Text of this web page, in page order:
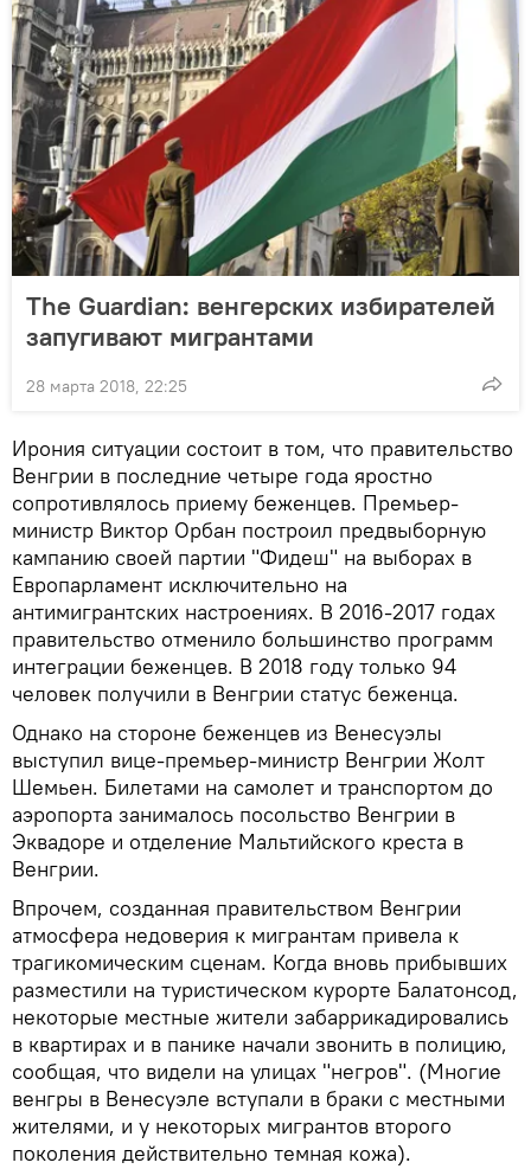
The Guardian: венгерских избирателей
запугивают мигрантами
28 марта 2018, 22:25
Ирония ситуации состоит в том, что правительство
Венгрии в последние четыре года яростно
сопротивлялось приему беженцев. Премьер-
министр Виктор Орбан построил предвыборную
кампанию своей партии "Фидеш" на выборах в
Европарламент исключительно на
антимигрантских настроениях. В 2016-2017 годах
правительство отменило большинство программ
интеграции беженцев. В 2018 году только 94
человек получили в Венгрии статус беженца.
Однако на стороне беженцев из Венесуэлы
выступил вице-премьер-министр Венгрии Жолт
Шемьен. Билетами на самолет и транспортом до
аэропорта занималось посольство Венгрии в
Эквадоре и отделение Мальтийского креста в
Венгрии.
Впрочем, созданная правительством Венгрии
атмосфера недоверия к мигрантам привела к
трагикомическим сценам. Когда вновь прибывших
разместили на туристическом курорте Балатонсод,
некоторые местные жители забаррикадировались
в квартирах и в панике начали звонить в полицию,
сообщая, что видели на улицах "негров". (Многие
венгры в Венесуэле вступали в браки с местными
жителями, и у некоторых мигрантов второго
поколения действительно темная кожа).